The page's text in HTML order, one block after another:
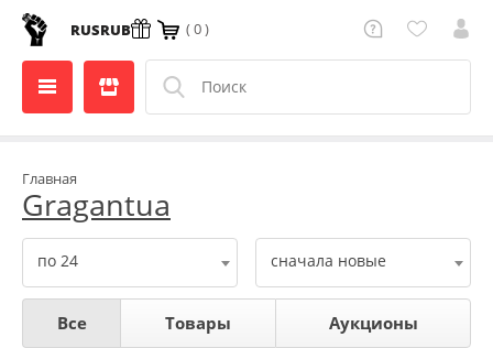
RUSRUB ( 0 )
Главная
Gragantua
Все Товары Аукционы
по 24 сначала новые